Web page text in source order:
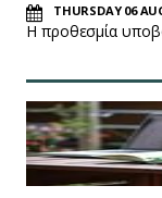
THURSDAY 06
Η προθεσμία